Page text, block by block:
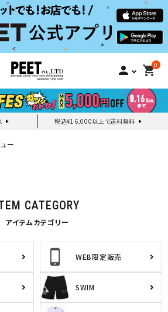
person 0
shopping_cart
税込¥16,000以上で送料無料
search
探す
ー
CATEGORY
アイテムカテゴリー
WEB限定販売
SWIM